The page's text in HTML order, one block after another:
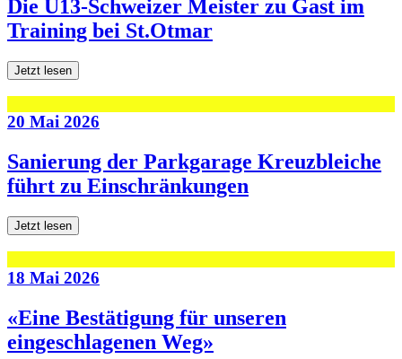
Die U13-Schweizer Meister zu Gast im
Training bei St.Otmar
Jetzt lesen
20 Mai 2026
Sanierung der Parkgarage Kreuzbleiche
führt zu Einschränkungen
Jetzt lesen
18 Mai 2026
«Eine Bestätigung für unseren
eingeschlagenen Weg»